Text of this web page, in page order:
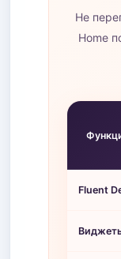
Не
Home
Fluent